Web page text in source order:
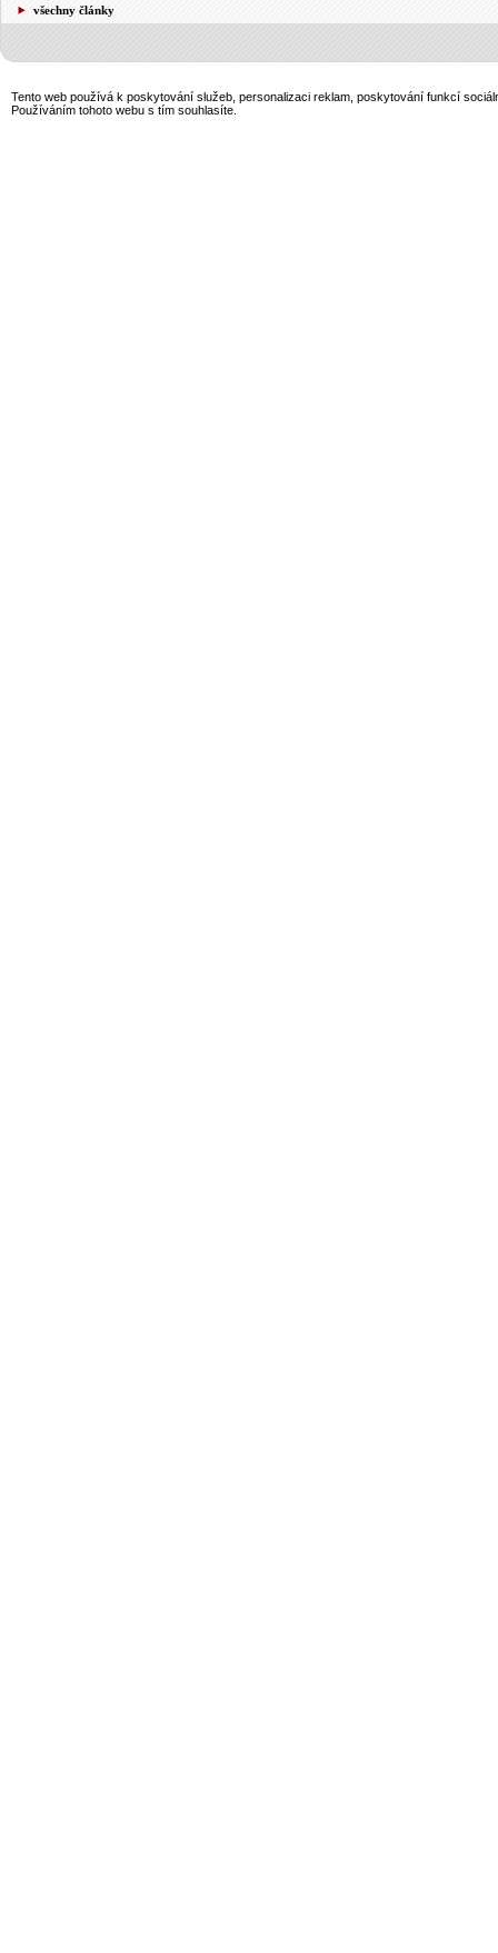
všechny články
Tento web používá k poskytování služeb, personalizaci reklam, poskytování funkcí
Používáním tohoto webu s tím souhlasíte.